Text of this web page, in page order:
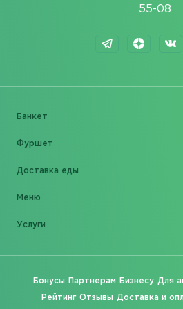
55-08
Банкет
Фуршет
Доставка еды
Меню
Услуги
Бонусы Партнерам Бизнесу Для
Рейтинг Отзывы Доставка и